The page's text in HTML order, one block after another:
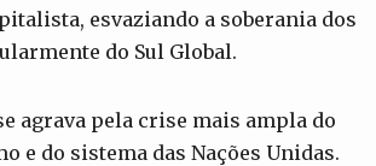
esvaziando a soberania dos
do Sul Global.
agrava pela crise mais ampla do
e do sistema das Nações Unidas.